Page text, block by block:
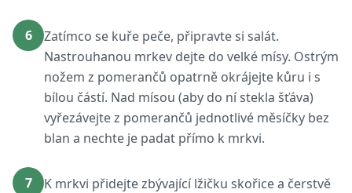
6
Zatímco se kuře peče, připravte si salát.
Nastrouhanou mrkev dejte do velké mísy. Ostrým
nožem z pomerančů opatrně okrájejte kůru i s
bílou částí. Nad mísou (aby do ní stekla šťáva)
vyřezávejte z pomerančů jednotlivé měsíčky bez
blan a nechte je padat přímo k mrkvi.
7
K mrkvi přidejte zbývající lžičku skořice a čerstvě